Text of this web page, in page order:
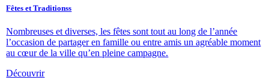
Fêtes et Traditionss
Nombreuses et diverses, les fêtes sont tout au long de l’année
l’occasion de partager en famille ou entre amis un agréable moment
au cœur de la ville qu’en pleine campagne.
Découvrir